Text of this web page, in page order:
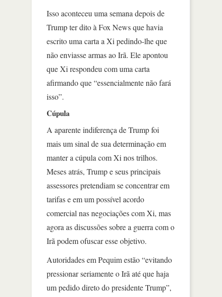
Isso aconteceu uma semana depois de
Trump ter dito à Fox News que havia
escrito uma carta a Xi pedindo-lhe que
não enviasse armas ao Irã. Ele apontou
que Xi respondeu com uma carta
afirmando que “essencialmente não fará
isso”.
Cúpula
A aparente indiferença de Trump foi
mais um sinal de sua determinação em
manter a cúpula com Xi nos trilhos.
Meses atrás, Trump e seus principais
assessores pretendiam se concentrar em
tarifas e em um possível acordo
comercial nas negociações com Xi, mas
agora as discussões sobre a guerra com o
Irã podem ofuscar esse objetivo.
Autoridades em Pequim estão “evitando
pressionar seriamente o Irã até que haja
um pedido direto do presidente Trump”,